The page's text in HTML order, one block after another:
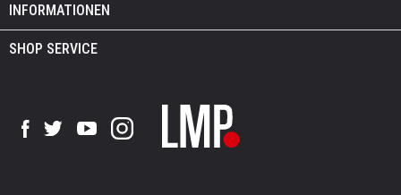
INFORMATIONEN
SHOP SERVICE